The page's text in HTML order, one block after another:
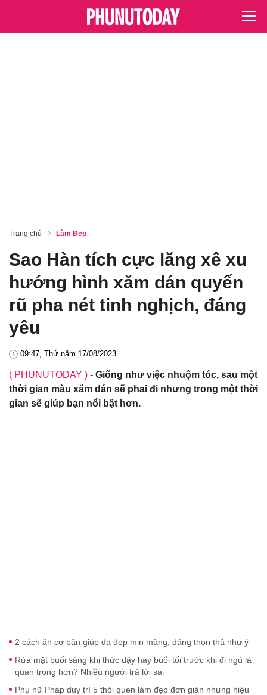
Trang chủ Làm Đẹp
Sao Hàn tích cực lăng xê xu
hướng hình xăm dán quyến
rũ pha nét tinh nghịch, đáng
yêu
09:47, Thứ năm 17/08/2023
( PHUNUTODAY ) - Giống như việc nhuộm tóc, sau một
thời gian màu xăm dán sẽ phai đi nhưng trong một thời
gian sẽ giúp bạn nổi bật hơn.
2 cách ăn cơ bản giúp da đẹp mịn màng, dáng thon thả như ý
Rửa mặt buổi sáng khi thức dậy hay buổi tối trước khi đi ngủ là
quan trọng hơn? Nhiều người trả lời sai
Phụ nữ Pháp duy trì 5 thói quen làm đẹp đơn giản nhưng hiệu